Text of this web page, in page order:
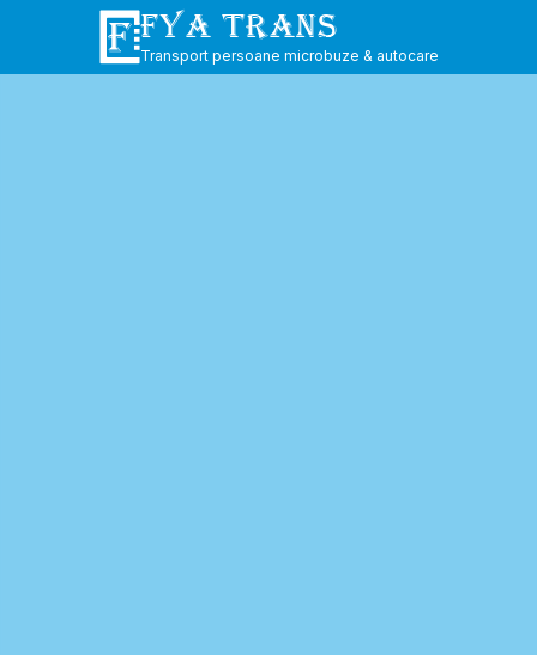
FYA TRANS
Transport persoane microbuze & autocare